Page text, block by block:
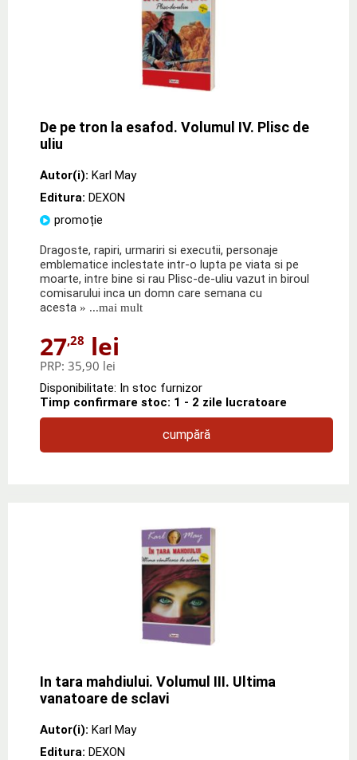
De pe tron la esafod. Volumul IV. Plisc de
uliu
Autor(i): Karl May
Editura: DEXON
promoție
Dragoste, rapiri, urmariri si executii, personaje
emblematice inclestate intr-o lupta pe viata si pe
moarte, intre bine si rau Plisc-de-uliu vazut in biroul
comisarului inca un domn care semana cu
acesta » ...mai mult
27,28 lei
PRP: 35,90 lei
Disponibilitate: In stoc furnizor
Timp confirmare stoc: 1 - 2 zile lucratoare
cumpără
In tara mahdiului. Volumul III. Ultima
vanatoare de sclavi
Autor(i): Karl May
Editura: DEXON